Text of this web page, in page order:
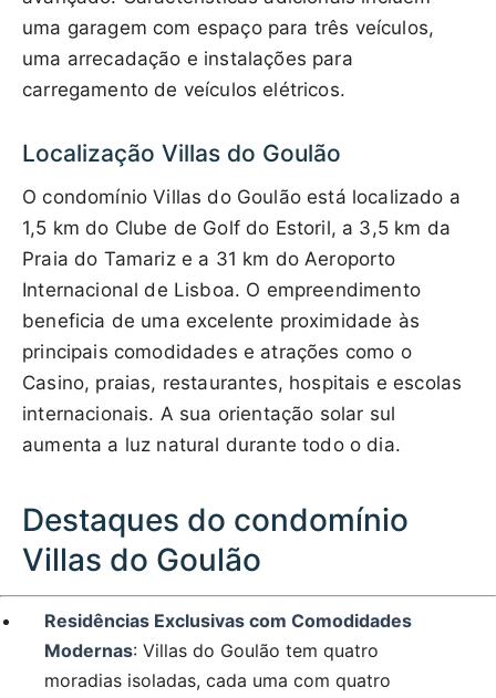
uma garagem com espaço para três veículos,
uma arrecadação e instalações para
carregamento de veículos elétricos.
Localização Villas do Goulão
O condomínio Villas do Goulão está localizado a
1,5 km do Clube de Golf do Estoril, a 3,5 km da
Praia do Tamariz e a 31 km do Aeroporto
Internacional de Lisboa. O empreendimento
beneficia de uma excelente proximidade às
principais comodidades e atrações como o
Casino, praias, restaurantes, hospitais e escolas
internacionais. A sua orientação solar sul
aumenta a luz natural durante todo o dia.
Destaques do condomínio
Villas do Goulão
Residências Exclusivas com Comodidades
Modernas: Villas do Goulão tem quatro
moradias isoladas, cada uma com quatro